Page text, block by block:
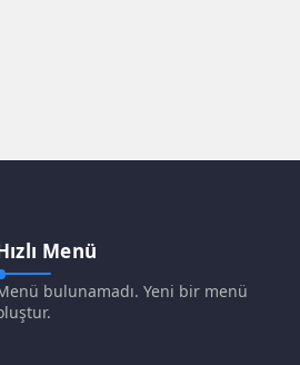
Menü
bulunamadı. Yeni bir menü